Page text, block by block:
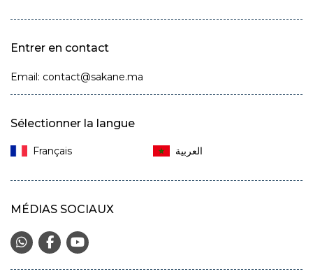
Entrer en contact
Email: contact@sakane.ma
Sélectionner la langue
Français‎
MÉDIAS SOCIAUX